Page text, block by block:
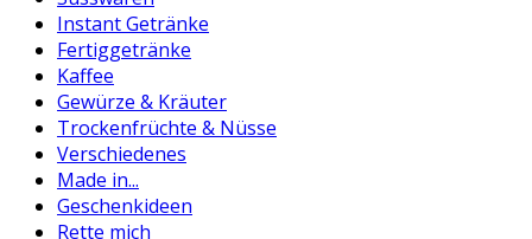
Instant Getränke
Fertiggetränke
Kaffee
Gewürze & Kräuter
Trockenfrüchte & Nüsse
Verschiedenes
Made in...
Geschenkideen
Rette mich